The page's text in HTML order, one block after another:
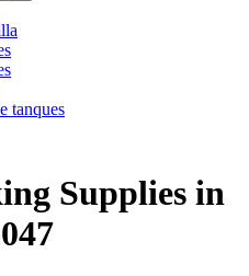
tanques
Supplies in